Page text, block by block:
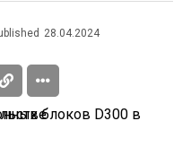
28.04.2024